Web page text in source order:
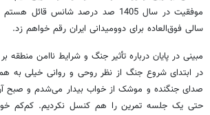
موفقیت در سال 1405 صد درصد شانس
سالی فوق‌العاده برای دوومیدانی ایران رقم خواهم زد.
مبینی در پایان درباره تأثیر جنگ و شرایط ناامن
در ابتدای شروع جنگ از نظر روحی و روانی خیلی به
صدای جنگنده و موشک از خواب بیدار می‌شدم و صبح آن
حتی یک جلسه تمرین را هم کنسل نکردیم. کم‌کم